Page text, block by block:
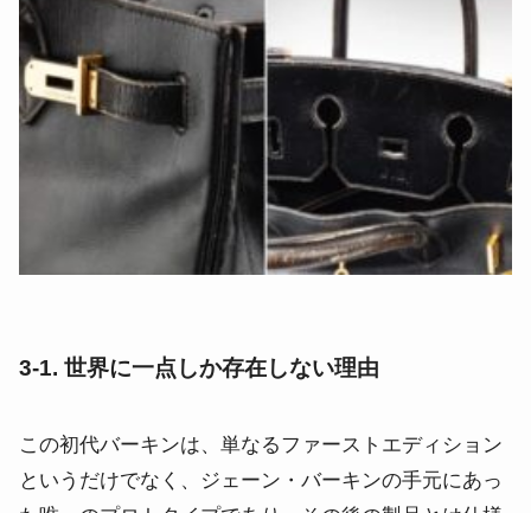
3-1. 世界に一点しか存在しない理由
この初代バーキンは、単なるファーストエディション
というだけでなく、ジェーン・バーキンの手元にあっ